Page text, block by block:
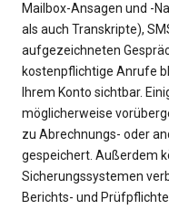
Mailbox-Ansagen und -
als auch Transkripte),
aufgezeichneten
kostenpflichtige Anrufe
Ihrem Konto sichtbar.
möglicherweise
zu Abrechnungs- oder
gespeichert. Außerdem
Sicherungssystemen
Berichts- und